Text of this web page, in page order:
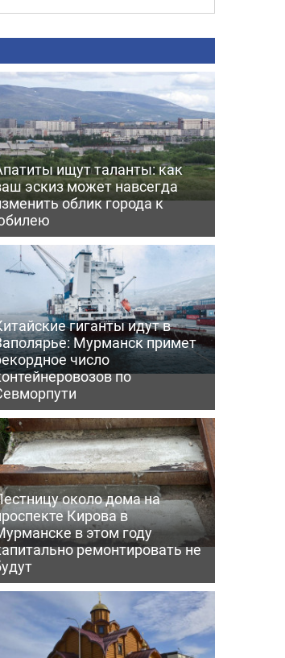
ищут таланты: как
эскиз может навсегда
облик города к
гиганты идут в
Мурманск примет
число
по
около дома на
Кирова в
в этом году
ремонтировать не